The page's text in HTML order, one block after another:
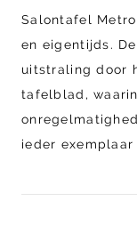
Salontafel
en eigentijds.
uitstraling door
tafelblad,
ieder
teakhout en